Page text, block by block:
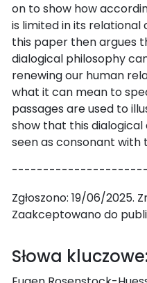
on to show how
is limited in its relational
this paper then argues
dialogical philosophy
renewing our human
what it can mean to
passages are used to
show that this
seen as consonant with
Zgłoszono: 19/06/2025.
Zaakceptowano do
Słowa kluczowe: